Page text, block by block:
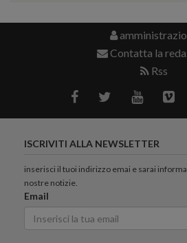
Contatta la
Rss
ISCRIVITI ALLA NEWSLETTER
inserisci il tuoi indirizzo emai e sarai
nostre notizie.
Email